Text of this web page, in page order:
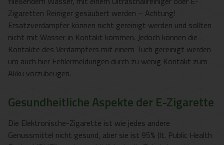
Zigaretten Reiniger gesäubert werden – Achtung!
Ersatzverdampfer können nicht gereinigt werden und sollten
nicht mit Wasser in Kontakt kommen. Jedoch können die
Kontakte des Verdampfers mit einem Tuch gereinigt werden
um auch hier Fehlermeldungen durch zu wenig Kontakt zum
Akku vorzubeugen.
Gesundheitliche Aspekte der E-Zigarette
Die Elektronische-Zigarette ist wie jedes andere
Genussmittel nicht gesund, aber sie ist 95% (lt. Public Health